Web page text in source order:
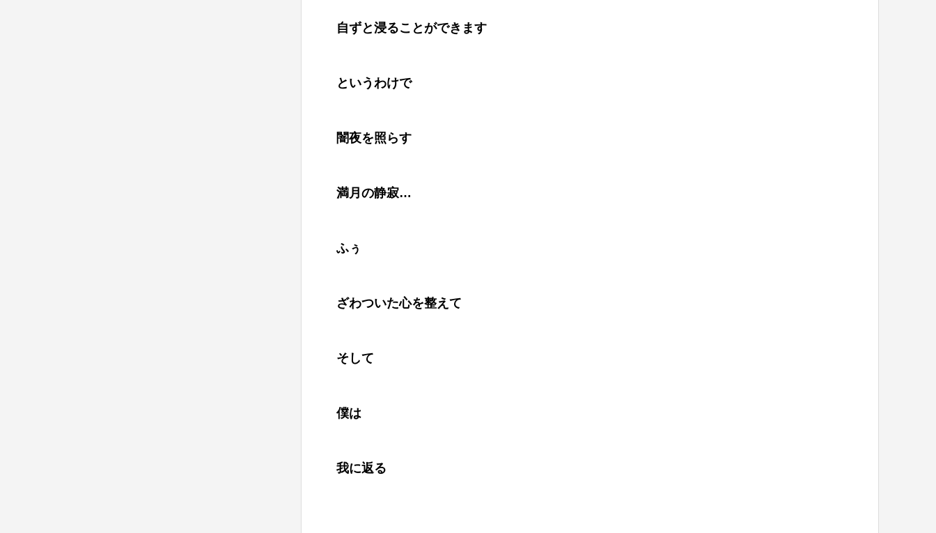
自ずと浸ることができます
というわけで
闇夜を照らす
満月の静寂…
ふぅ
ざわついた心を整えて
そして
僕は
我に返る